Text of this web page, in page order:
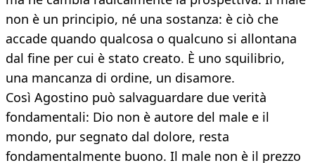
non è un principio, né una sostanza: è ciò che
accade quando qualcosa o qualcuno si allontana
dal fine per cui è stato creato. È uno squilibrio,
una mancanza di ordine, un disamore.
Così Agostino può salvaguardare due verità
fondamentali: Dio non è autore del male e il
mondo, pur segnato dal dolore, resta
fondamentalmente buono. Il male non è il prezzo